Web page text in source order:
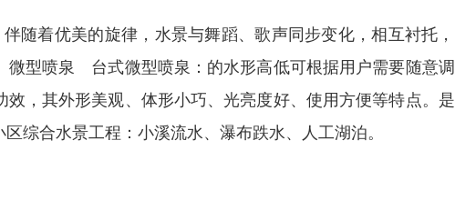
随着优美的旋律，水景与舞蹈、歌声同步变化，相互衬托
型喷泉 台式微型喷泉：的水形高低可根据用户需要随意
，其外形美观、体形小巧、光亮度好、使用方便等特点。
合水景工程：小溪流水、瀑布跌水、人工湖泊。